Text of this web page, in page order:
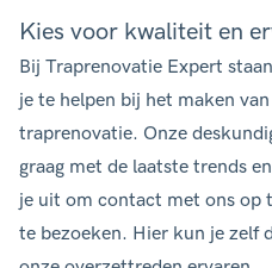
Kies voor kwaliteit en
Bij Traprenovatie Expert
je te helpen bij het maken
traprenovatie. Onze
graag met de laatste trends
je uit om contact met ons op
te bezoeken. Hier kun je zelf